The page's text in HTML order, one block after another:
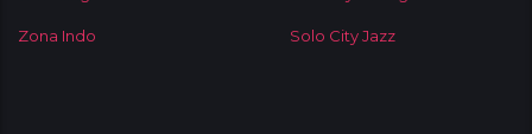
Zona Indo Solo City Jazz